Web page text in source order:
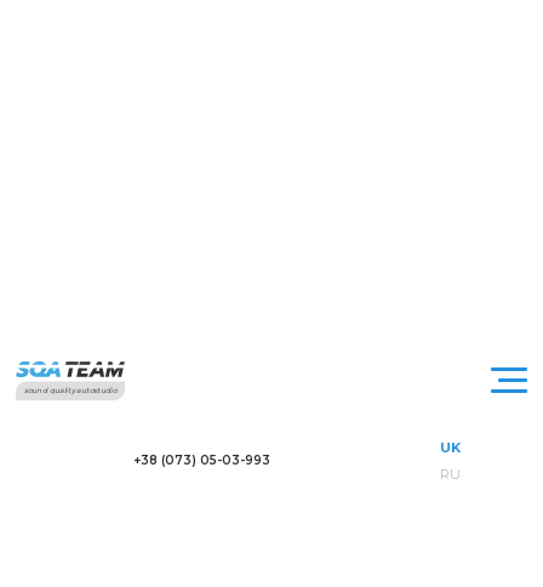
+38 (073) 05-03-993
UK
RU
sound quality autostudio